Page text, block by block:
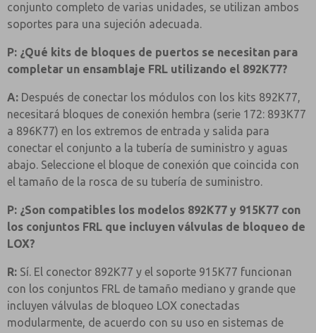
conjunto completo de varias unidades, se utilizan ambos
soportes para una sujeción adecuada.
P: ¿Qué kits de bloques de puertos se necesitan para
completar un ensamblaje FRL utilizando el 892K77?
A: Después de conectar los módulos con los kits 892K77,
necesitará bloques de conexión hembra (serie 172: 893K77
a 896K77) en los extremos de entrada y salida para
conectar el conjunto a la tubería de suministro y aguas
abajo. Seleccione el bloque de conexión que coincida con
el tamaño de la rosca de su tubería de suministro.
P: ¿Son compatibles los modelos 892K77 y 915K77 con
los conjuntos FRL que incluyen válvulas de bloqueo de
LOX?
R: Sí. El conector 892K77 y el soporte 915K77 funcionan
con los conjuntos FRL de tamaño mediano y grande que
incluyen válvulas de bloqueo LOX conectadas
modularmente, de acuerdo con su uso en sistemas de